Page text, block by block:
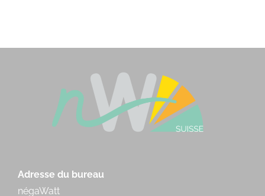
Adresse du bureau
négaWatt